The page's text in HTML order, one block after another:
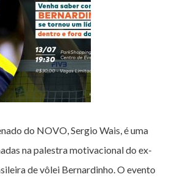
do NOVO, Sergio Wais, é uma
na palestra motivacional do ex-
de vôlei Bernardinho. O evento